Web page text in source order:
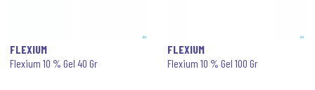
FLEXIUM
Flexium 10 % Gel 40 Gr
FLEXIUM
Flexium 10 % Gel 100 Gr